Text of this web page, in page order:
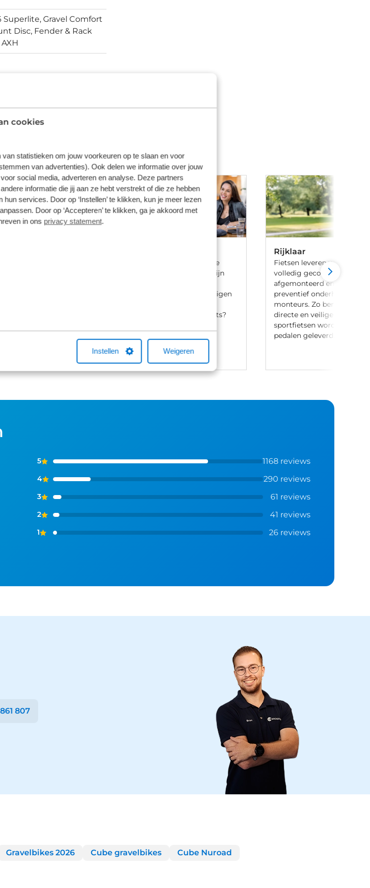
cookies
statistieken om jouw voorkeuren op te slaan en voor
van advertenties). Ook delen we informatie over jouw
social media, adverteren en analyse. Deze partners
informatie die jij aan ze hebt verstrekt of die ze hebben
services. Door op ‘Instellen’ te klikken, kun je meer lezen
Door op ‘Accepteren’ te klikken, ga je akkoord met
in ons privacy statement.
Instellen Weigeren
Gravel Comfort
Disc, Fender & Rack
basis van beschikbaarheid of
Bij Broekhuis ben je aan het goede
adres om een fiets te leasen. Wij zijn
maatschappijen en hebben onze eigen
vragen over het leasen van een fiets?
Rijklaar
Fietsen leveren we 100%
volledig gecontroleerd,
afgemonteerd en voorzien
preventief onderhoud door
monteurs. Zo ben je
directe en veilige ritten. Let
sportfietsen worden
pedalen geleverd.
5 1168 reviews
4 290 reviews
3 61 reviews
2 41 reviews
1 26 reviews
807
Gravelbikes 2026 Cube gravelbikes Cube Nuroad